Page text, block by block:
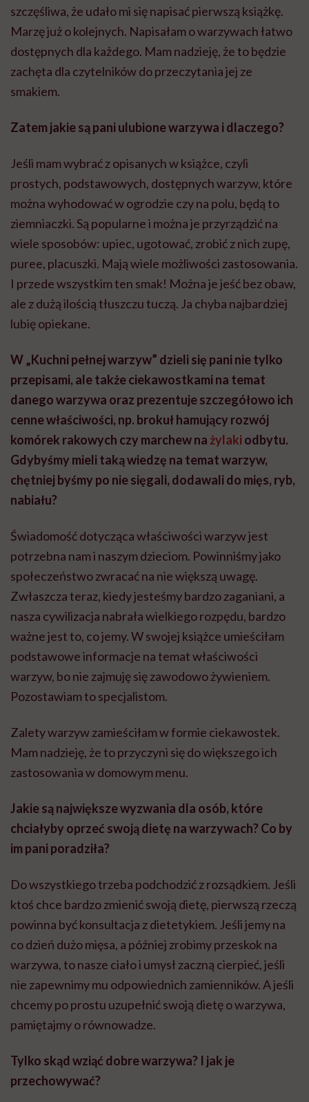
szczęśliwa, że udało mi się napisać pierwszą książkę.
Marzę już o kolejnych. Napisałam o warzywach łatwo
dostępnych dla każdego. Mam nadzieję, że to będzie
zachęta dla czytelników do przeczytania jej ze
smakiem.
Zatem jakie są pani ulubione warzywa i dlaczego?
Jeśli mam wybrać z opisanych w książce, czyli
prostych, podstawowych, dostępnych warzyw, które
można wyhodować w ogrodzie czy na polu, będą to
ziemniaczki. Są popularne i można je przyrządzić na
wiele sposobów: upiec, ugotować, zrobić z nich zupę,
puree, placuszki. Mają wiele możliwości zastosowania.
I przede wszystkim ten smak! Można je jeść bez obaw,
ale z dużą ilością tłuszczu tuczą. Ja chyba najbardziej
lubię opiekane.
W „Kuchni pełnej warzyw” dzieli się pani nie tylko
przepisami, ale także ciekawostkami na temat
danego warzywa oraz prezentuje szczegółowo ich
cenne właściwości, np. brokuł hamujący rozwój
komórek rakowych czy marchew nażylaki odbytu.
Gdybyśmy mieli taką wiedzę na temat warzyw,
chętniej byśmy po nie sięgali, dodawali do mięs, ryb,
nabiału?
Świadomość dotycząca właściwości warzyw jest
potrzebna nam i naszym dzieciom. Powinniśmy jako
społeczeństwo zwracać na nie większą uwagę.
Zwłaszcza teraz, kiedy jesteśmy bardzo zaganiani, a
nasza cywilizacja nabrała wielkiego rozpędu, bardzo
ważne jest to, co jemy. W swojej książce umieściłam
podstawowe informacje na temat właściwości
warzyw, bo nie zajmuję się zawodowo żywieniem.
Pozostawiam to specjalistom.
Zalety warzyw zamieściłam w formie ciekawostek.
Mam nadzieję, że to przyczyni się do większego ich
zastosowania w domowym menu.
Jakie są największe wyzwania dla osób, które
chciałyby oprzeć swoją dietę na warzywach? Co by
im pani poradziła?
Do wszystkiego trzeba podchodzić z rozsądkiem. Jeśli
ktoś chce bardzo zmienić swoją dietę, pierwszą rzeczą
powinna być konsultacja z dietetykiem. Jeśli jemy na
co dzień dużo mięsa, a później zrobimy przeskok na
warzywa, to nasze ciało i umysł zaczną cierpieć, jeśli
nie zapewnimy mu odpowiednich zamienników. A jeśli
chcemy po prostu uzupełnić swoją dietę o warzywa,
pamiętajmy o równowadze.
Tylko skąd wziąć dobre warzywa? I jak je
przechowywać?